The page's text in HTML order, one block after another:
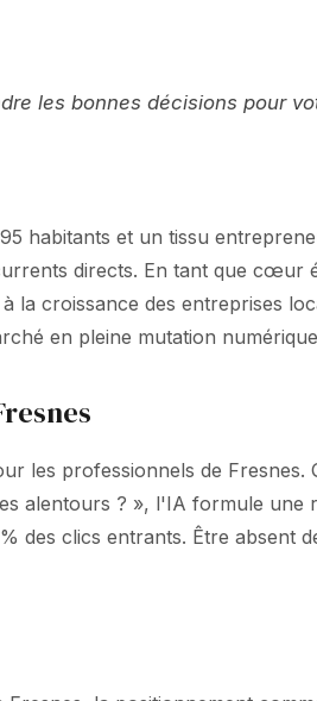
les bonnes décisions pour
habitants et un tissu
directs. En tant que cœur
croissance des entreprises
en pleine mutation
les professionnels de
alentours ? », l'IA formule
clics entrants. Être absent